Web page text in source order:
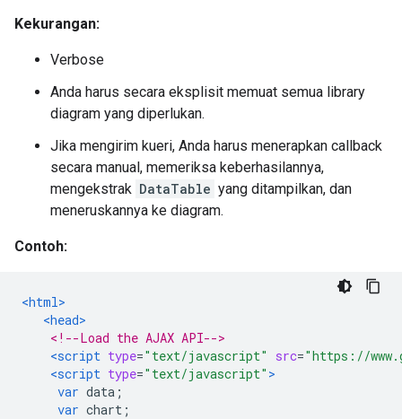
Kekurangan:
Verbose
Anda harus secara eksplisit memuat semua library
diagram yang diperlukan.
Jika mengirim kueri, Anda harus menerapkan callback
secara manual, memeriksa keberhasilannya,
mengekstrak DataTable yang ditampilkan, dan
meneruskannya ke diagram.
Contoh:
<html>
<head>
<!--Load the AJAX API-->
<script type="text/javascript" src="https://
<script type="text/javascript" >
var data ;
var chart ;